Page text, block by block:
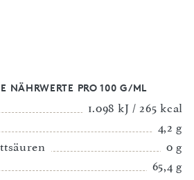
NÄHRWERTE PRO 100 G/ML
1.098 kJ / 265 kcal
4,2 g
0 g
65,4 g